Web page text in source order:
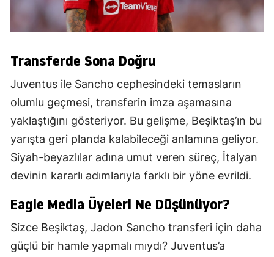
Transferde Sona Doğru
Juventus ile Sancho cephesindeki temasların
olumlu geçmesi, transferin imza aşamasına
yaklaştığını gösteriyor. Bu gelişme, Beşiktaş’ın bu
yarışta geri planda kalabileceği anlamına geliyor.
Siyah-beyazlılar adına umut veren süreç, İtalyan
devinin kararlı adımlarıyla farklı bir yöne evrildi.
Eagle Media Üyeleri Ne Düşünüyor?
Sizce Beşiktaş, Jadon Sancho transferi için daha
güçlü bir hamle yapmalı mıydı? Juventus’a